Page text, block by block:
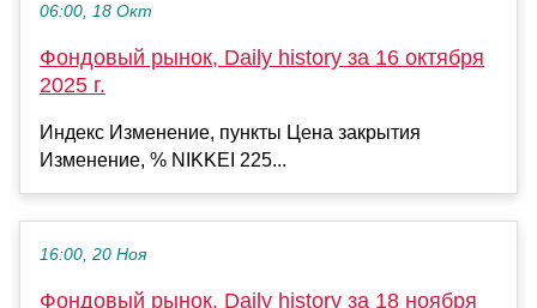
06:00, 18 Окт
Фондовый рынок, Daily history за 16 октября
2025 г.
Индекс Изменение, пункты Цена закрытия
Изменение, % NIKKEI 225...
16:00, 20 Ноя
Фондовый рынок, Daily history за 18 ноября